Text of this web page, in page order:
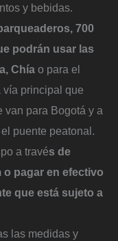
y bebidas.
700
podrán usar las
Chía o para el
vía principal que
van para Bogotá y a
puente peatonal.
a través de
o pagar en efectivo
que está sujeto a
las medidas y